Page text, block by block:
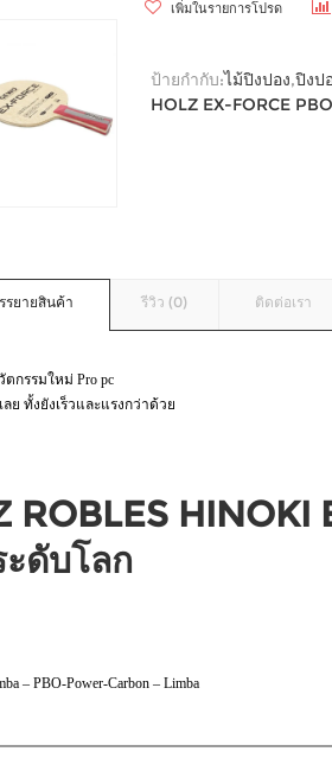
เพิ่มในรายการโปรด
ป้ายกำกับ:ไม้ปิงปอง,ปิงป
HOLZ EX-FORCE
รยายสินค้า รีวิว (0) ติดต่อเรา
ตกรรมใหม่ Pro pc
ย ทั้งยังเร็วและแรงกว่าด้วย
ROBLES HINOKI
ดับโลก
– PBO-Power-Carbon – Limba